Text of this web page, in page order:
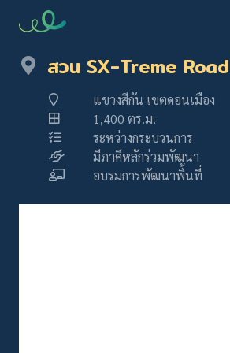
สวน SX-Treme Road
แขวงสีกัน เขตดอนเมือง
1,400 ตร.ม.
ระหว่างกระบวนการ
มีภาคีหลักร่วมพัฒนา
อบรมการพัฒนาพื้นที่